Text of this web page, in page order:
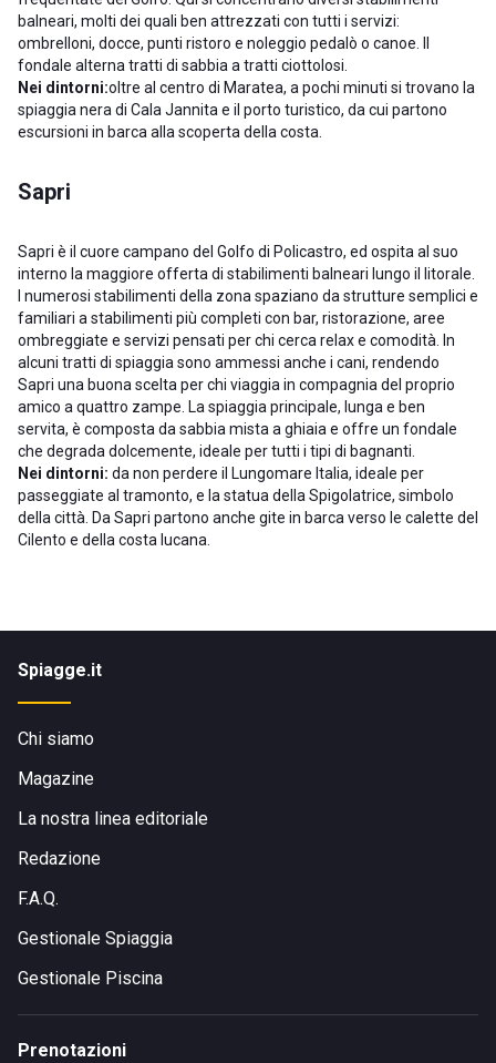
balneari, molti dei quali ben attrezzati con tutti i servizi:
ombrelloni, docce, punti ristoro e noleggio pedalò o canoe. Il
fondale alterna tratti di sabbia a tratti ciottolosi.
Nei dintorni:oltre al centro di Maratea, a pochi minuti si trovano la
spiaggia nera di Cala Jannita e il porto turistico, da cui partono
escursioni in barca alla scoperta della costa.
Sapri
Sapri è il cuore campano del Golfo di Policastro, ed ospita al suo
interno la maggiore offerta di stabilimenti balneari lungo il litorale.
I numerosi stabilimenti della zona spaziano da strutture semplici e
familiari a stabilimenti più completi con bar, ristorazione, aree
ombreggiate e servizi pensati per chi cerca relax e comodità. In
alcuni tratti di spiaggia sono ammessi anche i cani, rendendo
Sapri una buona scelta per chi viaggia in compagnia del proprio
amico a quattro zampe. La spiaggia principale, lunga e ben
servita, è composta da sabbia mista a ghiaia e offre un fondale
che degrada dolcemente, ideale per tutti i tipi di bagnanti.
Nei dintorni: da non perdere il Lungomare Italia, ideale per
passeggiate al tramonto, e la statua della Spigolatrice, simbolo
della città. Da Sapri partono anche gite in barca verso le calette del
Cilento e della costa lucana.
Spiagge.it
Chi siamo
Magazine
La nostra linea editoriale
Redazione
F.A.Q.
Gestionale Spiaggia
Gestionale Piscina
Prenotazioni